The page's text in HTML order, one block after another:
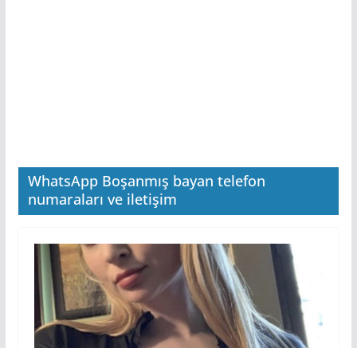
WhatsApp Boşanmış bayan telefon
numaraları ve iletişim